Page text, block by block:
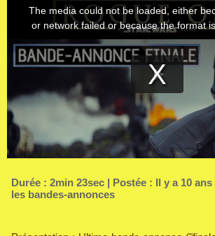
Durée : 2min 23sec | Postée : Il y a 10
les bandes-annonces